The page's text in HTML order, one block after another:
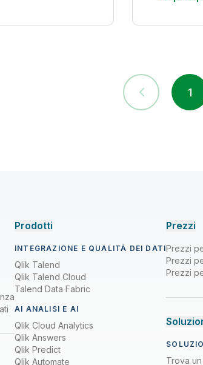
1
Prodotti
INTEGRAZIONE E QUALITÀ DEI DATI
Qlik Talend
Qlik Talend Cloud
Talend Data Fabric
AI ANALISI E AI
Qlik Cloud Analytics
Qlik Answers
Qlik Predict
Qlik Automate
Prezzi
Prezzi
Prezzi
Prezzi
Trova